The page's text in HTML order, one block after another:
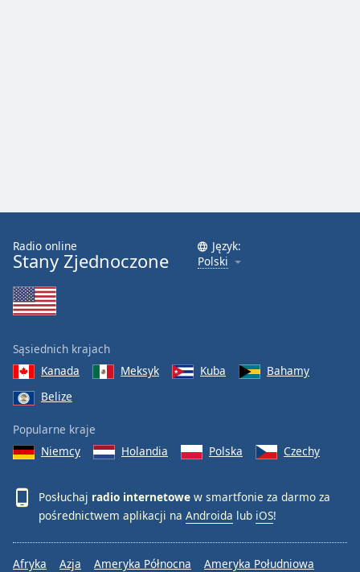
Radio online
Stany Zjednoczone
Język:
Polski
Sąsiednich krajach
Kanada
Meksyk Kuba
Bahamy
Belize
Popularne kraje
Niemcy
Holandia Polska Czechy
Posłuchaj radio internetowe w smartfonie za darmo za
pośrednictwem aplikacji na Androida lub iOS!
Afryka Azja Ameryka Północna Ameryka Południowa